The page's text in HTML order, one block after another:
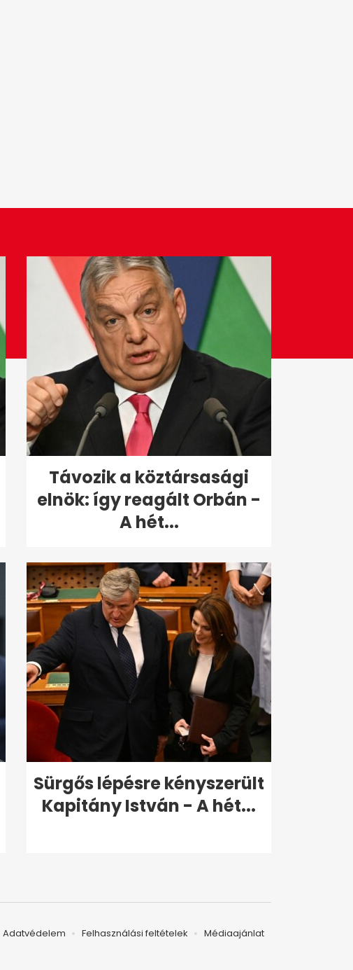
Távozik a köztársasági
elnök: így reagált Orbán -
A hét...
Sürgős lépésre kényszerült
Kapitány István - A hét...
Adatvédelem Felhasználási feltételek Médiaajánlat